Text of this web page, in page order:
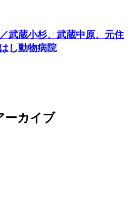
武蔵小杉、武蔵中原、元住
し動物病院
ーカイブ